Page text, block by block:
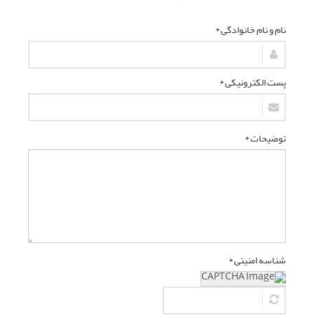
نام و نام خانوادگی *
پست الکترونیکی *
توضیحات *
شناسه امنیتی *